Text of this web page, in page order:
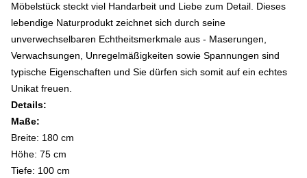
Möbelstück steckt viel Handarbeit und Liebe zum Detail. Dieses
lebendige Naturprodukt zeichnet sich durch seine
unverwechselbaren Echtheitsmerkmale aus - Maserungen,
Verwachsungen, Unregelmäßigkeiten sowie Spannungen sind
typische Eigenschaften und Sie dürfen sich somit auf ein echtes
Unikat freuen.
Details:
Maße:
Breite: 180 cm
Höhe: 75 cm
Tiefe: 100 cm